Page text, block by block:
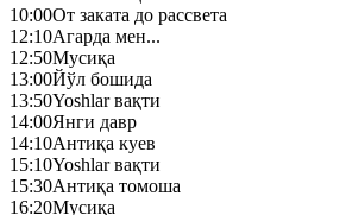
10:00От заката до рассвета
12:10Агарда мен...
12:50Mусиқа
13:00Йўл бошида
13:50Yoshlar вақти
14:00Янги давр
14:10Антиқа куев
15:10Yoshlar вақти
15:30Антиқа томоша
16:20Mусиқа